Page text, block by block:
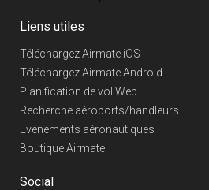
Liens utiles
Téléchargez Airmate iOS
Téléchargez Airmate Android
Planification de vol Web
Recherche aéroports/handleurs
Evénements aéronautiques
Boutique Airmate
Social